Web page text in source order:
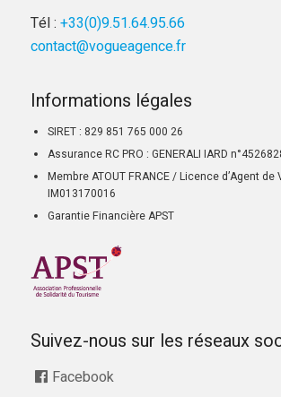
Tél : +33(0)9.51.64.95.66
contact@vogueagence.fr
Informations légales
SIRET : 829 851 765 000 26
Assurance RC PRO : GENERALI IARD
Membre ATOUT FRANCE / Licence d’Agent de
IM013170016
Garantie Financière APST
Suivez-nous sur les réseaux
Facebook